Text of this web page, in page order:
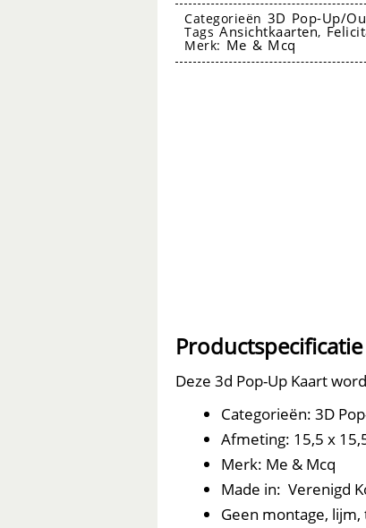
Up
Kaart
-
Categorieën 3D Pop-Up/
Tags Ansichtkaarten,
Merk: Me & Mcq
Deze 3d Pop-Up Kaart
Categorieën: 3D
Afmeting: 15,5 x
Merk: Me & Mcq
Made in: Verenigd
Geen montage,